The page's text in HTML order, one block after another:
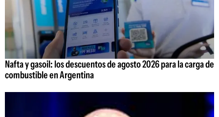
Nafta y gasoil: los descuentos de agosto 2026 para la carga de
combustible en Argentina